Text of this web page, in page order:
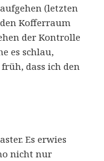
(letzten
Kofferraum
der Kontrolle
es schlau,
dass ich den
Es erwies
nicht nur